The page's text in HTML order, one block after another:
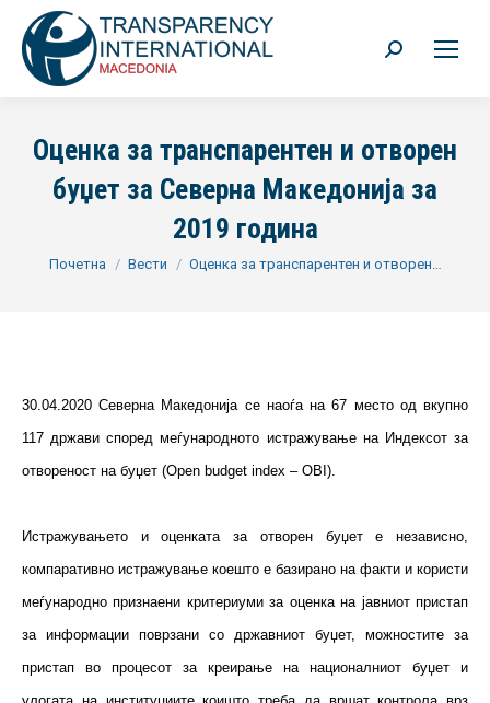
Search:
Оценка за транспарентен и отворен
буџет за Северна Македонија за
2019 година
You are here:
Почетна Вести Оценка за транспарентен и отворен…
30.04.2020 Северна Македонија се наоѓа на 67 место од вкупно
117 држави според меѓународното истражување на Индексот за
отвореност на буџет (Open budget index – OBI).
Истражувањето и оценката за отворен буџет е независно,
компаративно истражување коешто е базирано на факти и користи
меѓународно признаени критериуми за оценка на јавниот пристап
за информации поврзани со државниот буџет, можностите за
пристап во процесот за креирање на националниот буџет и